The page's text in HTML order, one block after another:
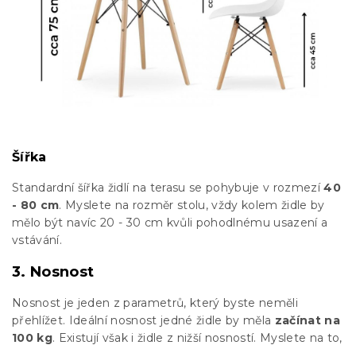
Šířka
Standardní šířka židlí na terasu se pohybuje v rozmezí40
- 80 cm. Myslete na rozměr stolu, vždy kolem židle by
mělo být navíc 20 - 30 cm kvůli pohodlnému usazení a
vstávání.
3. Nosnost
Nosnost je jeden z parametrů, který byste neměli
přehlížet. Ideální nosnost jedné židle by měla začínat na
100 kg. Existují však i židle z nižší nosností. Myslete na to,